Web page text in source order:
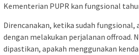
Kementerian PUPR kan fungsional
Direncanakan, ketika sudah fungsional,
dengan melakukan perjalanan offroad.
dipastikan, apakah menggunakan